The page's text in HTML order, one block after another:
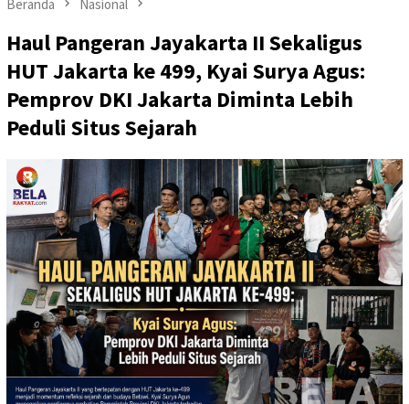
Beranda Nasional
Haul Pangeran Jayakarta II Sekaligus
HUT Jakarta ke 499, Kyai Surya Agus:
Pemprov DKI Jakarta Diminta Lebih
Peduli Situs Sejarah